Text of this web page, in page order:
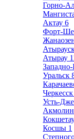
Горно-
Актау 6
Форт-
Атырау
Западно-
Уральск
Черкесск
Усть-
Косшы 1